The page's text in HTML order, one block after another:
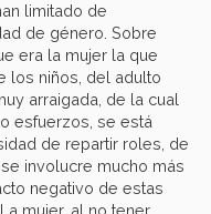
limitado de
de género. Sobre
era la mujer la que
los niños, del adulto
arraigada, de la cual
esfuerzos, se está
de repartir roles, de
involucre mucho más
negativo de estas